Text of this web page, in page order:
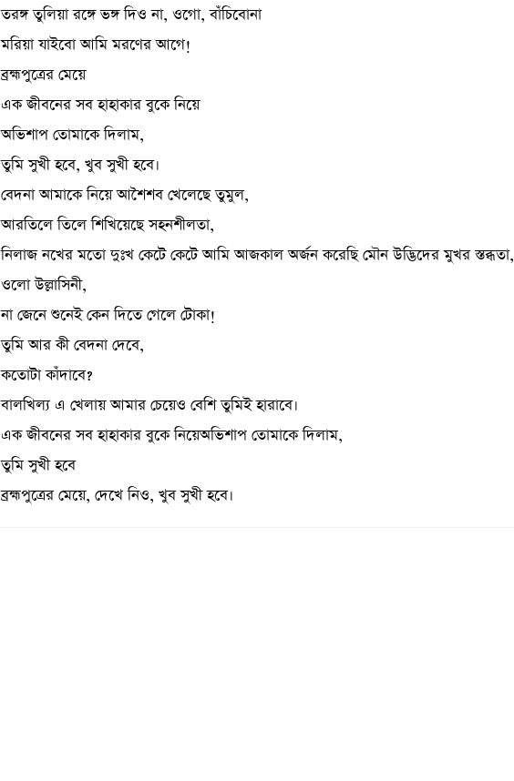
তরঙ্গ তুলিয়া রঙ্গে ভঙ্গ দিও না, ওগো, বাঁচিবোনা
মরিয়া যাইবো আমি মরণের আগে!
ব্রহ্মপুত্রের মেয়ে
এক জীবনের সব হাহাকার বুকে নিয়ে
অভিশাপ তোমাকে দিলাম,
তুমি সুখী হবে, খুব সুখী হবে।
বেদনা আমাকে নিয়ে আশৈশব খেলেছে তুমুল,
আরতিলে তিলে শিখিয়েছে সহনশীলতা,
নিলাজ নখের মতো দুঃখ কেটে কেটে আমি আজকাল অর্জন করেছি মৌন উদ্ভিদের মুখর স্তব্ধতা,
ওলো উল্লাসিনী,
না জেনে শুনেই কেন দিতে গেলে টোকা!
তুমি আর কী বেদনা দেবে,
কতোটা কাঁদাবে?
বালখিল্য এ খেলায় আমার চেয়েও বেশি তুমিই হারাবে।
এক জীবনের সব হাহাকার বুকে নিয়েঅভিশাপ তোমাকে দিলাম,
তুমি সুখী হবে
ব্রহ্মপুত্রের মেয়ে, দেখে নিও, খুব সুখী হবে।